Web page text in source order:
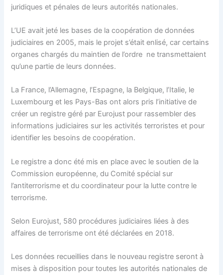
juridiques et pénales de leurs autorités nationales.
L’UE avait jeté les bases de la coopération de données
judiciaires en 2005, mais le projet s’était enlisé, car certains
organes chargés du maintien de l’ordre ne transmettaient
qu’une partie de leurs données.
La France, l’Allemagne, l’Espagne, la Belgique, l’Italie, le
Luxembourg et les Pays-Bas ont alors pris l’initiative de
créer un registre géré par Eurojust pour rassembler des
informations judiciaires sur les activités terroristes et pour
identifier les besoins de coopération.
Le registre a donc été mis en place avec le soutien de la
Commission européenne, du Comité spécial sur
l’antiterrorisme et du coordinateur pour la lutte contre le
terrorisme.
Selon Eurojust, 580 procédures judiciaires liées à des
affaires de terrorisme ont été déclarées en 2018.
Les données recueillies dans le nouveau registre seront à
mises à disposition pour toutes les autorités nationales de